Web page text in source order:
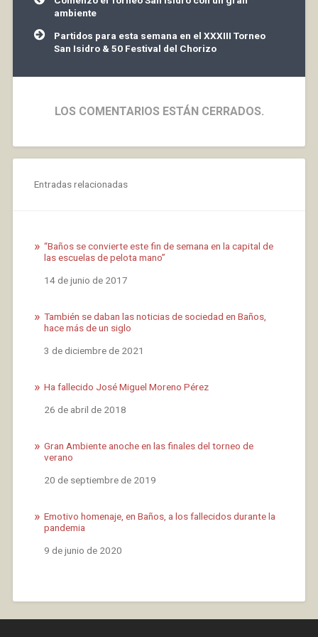
de
entradas
ambiente
Partidos para esta semana en el XXXIII Torneo
San Isidro & 50 Festival del Chorizo
LOS COMENTARIOS ESTÁN CERRADOS.
Entradas relacionadas
“Baños se convierte este fin de semana en la capital de
las escuelas de pelota mano”
Fecha
14 de junio de 2017
También se daban las noticias de sociedad en Baños,
hace más de un siglo
Fecha
3 de diciembre de 2021
Ha fallecido José Miguel Moreno Pérez
Fecha
26 de abril de 2018
Gran Ambiente anoche en las finales del torneo de
verano
Fecha
20 de septiembre de 2019
Emotivo homenaje, en Baños, a los fallecidos durante la
pandemia
Fecha
9 de junio de 2020